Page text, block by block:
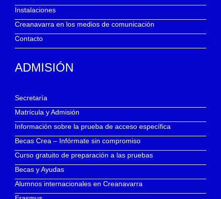
Instalaciones
Creanavarra en los medios de comunicación
Contacto
ADMISIÓN
Secretaría
Matrícula y Admisión
Información sobre la prueba de acceso específica
Becas Crea – Infórmate sin compromiso
Curso gratuito de preparación a las pruebas
Becas y Ayudas
Alumnos internacionales en Creanavarra